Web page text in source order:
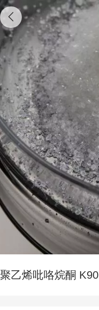
聚乙烯吡咯烷酮 K90